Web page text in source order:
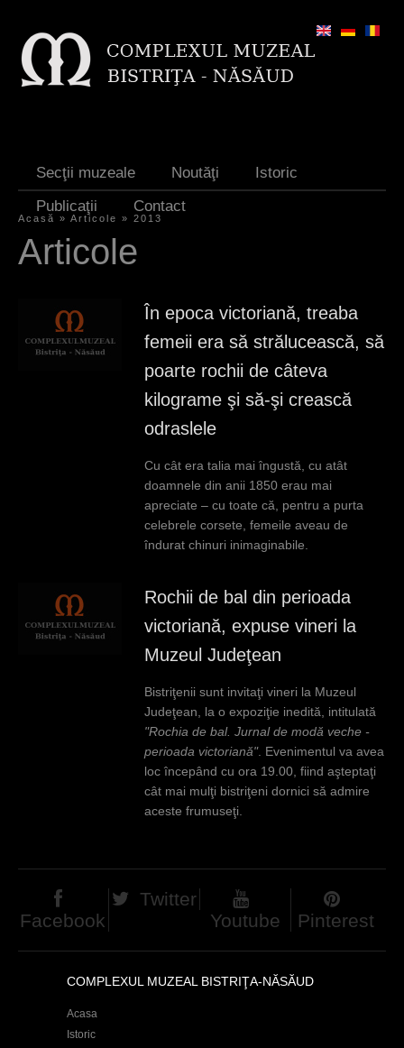
Secţii muzeale Noutăţi
Istoric
Publicaţii
Contact
E
Acasă » Articole » 2013
Articole
În epoca victoriană, treaba
femeii era să strălucească, să
poarte rochii de câteva
kilograme şi să-şi crească
odraslele
Cu cât era talia mai îngustă, cu atât
doamnele din anii 1850 erau mai
apreciate – cu toate că, pentru a purta
celebrele corsete, femeile aveau de
îndurat chinuri inimaginabile.
Rochii de bal din perioada
victoriană, expuse vineri la
Muzeul Judeţean
Bistriţenii sunt invitaţi vineri la Muzeul
Judeţean, la o expoziţie inedită, intitulată
"Rochia de bal. Jurnal de modă veche -
perioada victoriană". Evenimentul va avea
loc începând cu ora 19.00, fiind aşteptaţi
cât mai mulţi bistriţeni dornici să admire
aceste frumuseţi.
Facebook
Twitter
Youtube
Pinterest
COMPLEXUL MUZEAL BISTRIŢA-NĂSĂUD
Acasa
Istoric